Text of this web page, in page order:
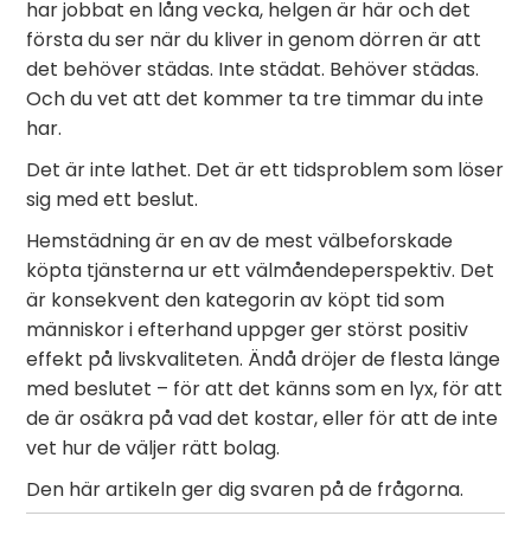
har jobbat en lång vecka, helgen är här och det
första du ser när du kliver in genom dörren är att
det behöver städas. Inte städat. Behöver städas.
Och du vet att det kommer ta tre timmar du inte
har.
Det är inte lathet. Det är ett tidsproblem som löser
sig med ett beslut.
Hemstädning är en av de mest välbeforskade
köpta tjänsterna ur ett välmåendeperspektiv. Det
är konsekvent den kategorin av köpt tid som
människor i efterhand uppger ger störst positiv
effekt på livskvaliteten. Ändå dröjer de flesta länge
med beslutet – för att det känns som en lyx, för att
de är osäkra på vad det kostar, eller för att de inte
vet hur de väljer rätt bolag.
Den här artikeln ger dig svaren på de frågorna.